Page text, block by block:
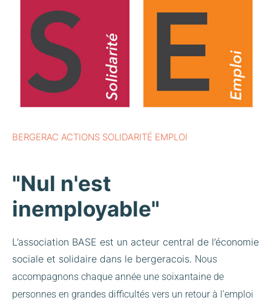
BERGERAC ACTIONS SOLIDARITÉ EMPLOI
"Nul n'est
inemployable"
L’association BASE est un acteur central de l’économie
sociale et solidaire dans le bergeracois. Nous
accompagnons chaque année une soixantaine de
personnes en grandes difficultés vers un retour à l’emploi